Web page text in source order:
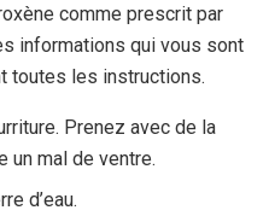
comme prescrit par
informations qui vous sont
toutes les instructions.
Prenez avec de la
un mal de ventre.
d’eau.